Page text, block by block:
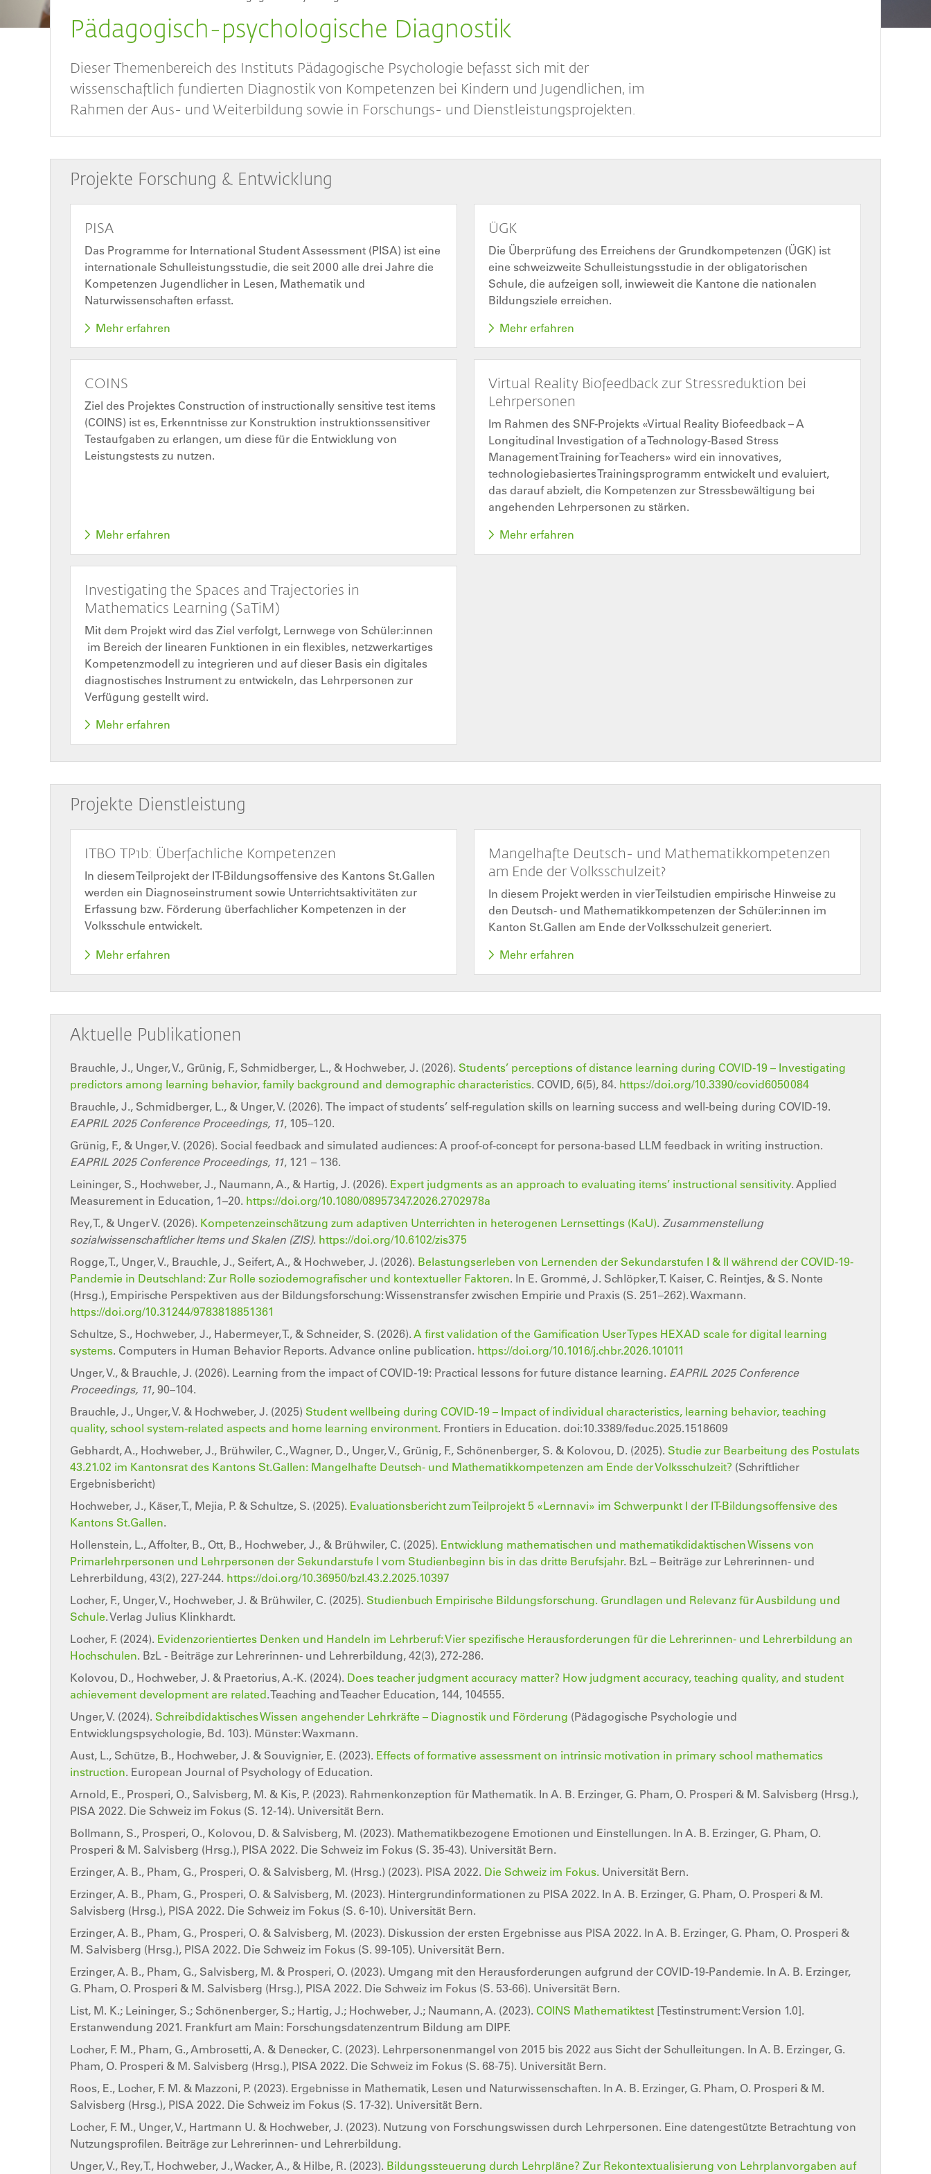
Pädagogisch-psychologische Diagnostik
Dieser Themenbereich des Instituts Pädagogische Psychologie befasst sich mit der
wissenschaftlich fundierten Diagnostik von Kompetenzen bei Kindern und Jugendlichen, im
Rahmen der Aus- und Weiterbildung sowie in Forschungs- und Dienstleistungsprojekten.
Projekte Forschung & Entwicklung
PISA
Das Programme for International Student Assessment (PISA) ist eine
internationale Schulleistungsstudie, die seit 2000 alle drei Jahre die
Kompetenzen Jugendlicher in Lesen, Mathematik und
Naturwissenschaften erfasst.
Mehr erfahren
ÜGK
Die Überprüfung des Erreichens der Grundkompetenzen (ÜGK) ist
eine schweizweite Schulleistungsstudie in der obligatorischen
Schule, die aufzeigen soll, inwieweit die Kantone die nationalen
Bildungsziele erreichen.
Mehr erfahren
COINS
Ziel des Projektes Construction of instructionally sensitive test items
(COINS) ist es, Erkenntnisse zur Konstruktion instruktionssensitiver
Testaufgaben zu erlangen, um diese für die Entwicklung von
Leistungstests zu nutzen.
Mehr erfahren
Virtual Reality Biofeedback zur Stressreduktion bei
Lehrpersonen
Im Rahmen des SNF-Projekts «Virtual Reality Biofeedback – A
Longitudinal Investigation of a Technology-Based Stress
Management Training for Teachers» wird ein innovatives,
technologiebasiertes Trainingsprogramm entwickelt und evaluiert,
das darauf abzielt, die Kompetenzen zur Stressbewältigung bei
angehenden Lehrpersonen zu stärken.
Mehr erfahren
Investigating the Spaces and Trajectories in
Mathematics Learning (SaTiM)
Mit dem Projekt wird das Ziel verfolgt, Lernwege von Schüler:innen
im Bereich der linearen Funktionen in ein flexibles, netzwerkartiges
Kompetenzmodell zu integrieren und auf dieser Basis ein digitales
diagnostisches Instrument zu entwickeln, das Lehrpersonen zur
Verfügung gestellt wird.
Mehr erfahren
Projekte Dienstleistung
ITBO TP1b: Überfachliche Kompetenzen
In diesem Teilprojekt der IT-Bildungsoffensive des Kantons St.Gallen
werden ein Diagnoseinstrument sowie Unterrichtsaktivitäten zur
Erfassung bzw. Förderung überfachlicher Kompetenzen in der
Volksschule entwickelt.
Mehr erfahren
Mangelhafte Deutsch- und Mathematikkompetenzen
am Ende der Volksschulzeit?
In diesem Projekt werden in vier Teilstudien empirische Hinweise zu
den Deutsch- und Mathematikkompetenzen der Schüler:innen im
Kanton St.Gallen am Ende der Volksschulzeit generiert.
Mehr erfahren
Aktuelle Publikationen
Brauchle, J., Unger, V., Grünig, F., Schmidberger, L., & Hochweber, J. (2026). Students’ perceptions of distance learning during COVID-19 – Investigating
predictors among learning behavior, family background and demographic characteristics. COVID, 6(5), 84. https://doi.org/10.3390/covid6050084
Brauchle, J., Schmidberger, L., & Unger, V. (2026). The impact of students’ self-regulation skills on learning success and well-being during COVID-19.
EAPRIL 2025 Conference Proceedings, 11, 105–120.
Grünig, F., & Unger, V. (2026). Social feedback and simulated audiences: A proof-of-concept for persona-based LLM feedback in writing instruction.
EAPRIL 2025 Conference Proceedings, 11, 121 – 136.
Leininger, S., Hochweber, J., Naumann, A., & Hartig, J. (2026). Expert judgments as an approach to evaluating items’ instructional sensitivity. Applied
Measurement in Education, 1–20. https://doi.org/10.1080/08957347.2026.2702978a
Rey, T., & Unger V. (2026). Kompetenzeinschätzung zum adaptiven Unterrichten in heterogenen Lernsettings (KaU). Zusammenstellung
sozialwissenschaftlicher Items und Skalen (ZIS). https://doi.org/10.6102/zis375
Rogge, T., Unger, V., Brauchle, J., Seifert, A., & Hochweber, J. (2026). Belastungserleben von Lernenden der Sekundarstufen I & II während der COVID-19-
Pandemie in Deutschland: Zur Rolle soziodemografischer und kontextueller Faktoren. In E. Grommé, J. Schlöpker, T. Kaiser, C. Reintjes, & S. Nonte
(Hrsg.), Empirische Perspektiven aus der Bildungsforschung: Wissenstransfer zwischen Empirie und Praxis (S. 251–262). Waxmann.
https://doi.org/10.31244/9783818851361
Schultze, S., Hochweber, J., Habermeyer, T., & Schneider, S. (2026). A first validation of the Gamification User Types HEXAD scale for digital learning
systems. Computers in Human Behavior Reports. Advance online publication. https://doi.org/10.1016/j.chbr.2026.101011
Unger, V., & Brauchle, J. (2026). Learning from the impact of COVID-19: Practical lessons for future distance learning. EAPRIL 2025 Conference
Proceedings, 11, 90–104.
Brauchle, J., Unger, V. & Hochweber, J. (2025) Student wellbeing during COVID-19 – Impact of individual characteristics, learning behavior, teaching
quality, school system-related aspects and home learning environment. Frontiers in Education. doi:10.3389/feduc.2025.1518609
Gebhardt, A., Hochweber, J., Brühwiler, C., Wagner, D., Unger, V., Grünig, F., Schönenberger, S. & Kolovou, D. (2025). Studie zur Bearbeitung des Postulats
43.21.02 im Kantonsrat des Kantons St.Gallen: Mangelhafte Deutsch- und Mathematikkompetenzen am Ende der Volksschulzeit? (Schriftlicher
Ergebnisbericht)
Hochweber, J., Käser, T., Mejia, P. & Schultze, S. (2025). Evaluationsbericht zum Teilprojekt 5 «Lernnavi» im Schwerpunkt I der IT-Bildungsoffensive des
Kantons St.Gallen.
Hollenstein, L., Affolter, B., Ott, B., Hochweber, J., & Brühwiler, C. (2025). Entwicklung mathematischen und mathematikdidaktischen Wissens von
Primarlehrpersonen und Lehrpersonen der Sekundarstufe I vom Studienbeginn bis in das dritte Berufsjahr. BzL – Beiträge zur Lehrerinnen- und
Lehrerbildung, 43(2), 227-244. https://doi.org/10.36950/bzl.43.2.2025.10397
Locher, F., Unger, V., Hochweber, J. & Brühwiler, C. (2025). Studienbuch Empirische Bildungsforschung. Grundlagen und Relevanz für Ausbildung und
Schule. Verlag Julius Klinkhardt.
Locher, F. (2024). Evidenzorientiertes Denken und Handeln im Lehrberuf: Vier spezifische Herausforderungen für die Lehrerinnen- und Lehrerbildung an
Hochschulen. BzL - Beiträge zur Lehrerinnen- und Lehrerbildung, 42(3), 272-286.
Kolovou, D., Hochweber, J. & Praetorius, A.-K. (2024). Does teacher judgment accuracy matter? How judgment accuracy, teaching quality, and student
achievement development are related. Teaching and Teacher Education, 144, 104555.
Unger, V. (2024). Schreibdidaktisches Wissen angehender Lehrkräfte – Diagnostik und Förderung (Pädagogische Psychologie und
Entwicklungspsychologie, Bd. 103). Münster: Waxmann.
Aust, L., Schütze, B., Hochweber, J. & Souvignier, E. (2023). Effects of formative assessment on intrinsic motivation in primary school mathematics
instruction. European Journal of Psychology of Education.
Arnold, E., Prosperi, O., Salvisberg, M. & Kis, P. (2023). Rahmenkonzeption für Mathematik. In A. B. Erzinger, G. Pham, O. Prosperi & M. Salvisberg (Hrsg.),
PISA 2022. Die Schweiz im Fokus (S. 12-14). Universität Bern.
Bollmann, S., Prosperi, O., Kolovou, D. & Salvisberg, M. (2023). Mathematikbezogene Emotionen und Einstellungen. In A. B. Erzinger, G. Pham, O.
Prosperi & M. Salvisberg (Hrsg.), PISA 2022. Die Schweiz im Fokus (S. 35-43). Universität Bern.
Erzinger, A. B., Pham, G., Prosperi, O. & Salvisberg, M. (Hrsg.) (2023). PISA 2022. Die Schweiz im Fokus. Universität Bern.
Erzinger, A. B., Pham, G., Prosperi, O. & Salvisberg, M. (2023). Hintergrundinformationen zu PISA 2022. In A. B. Erzinger, G. Pham, O. Prosperi & M.
Salvisberg (Hrsg.), PISA 2022. Die Schweiz im Fokus (S. 6-10). Universität Bern.
Erzinger, A. B., Pham, G., Prosperi, O. & Salvisberg, M. (2023). Diskussion der ersten Ergebnisse aus PISA 2022. In A. B. Erzinger, G. Pham, O. Prosperi &
M. Salvisberg (Hrsg.), PISA 2022. Die Schweiz im Fokus (S. 99-105). Universität Bern.
Erzinger, A. B., Pham, G., Salvisberg, M. & Prosperi, O. (2023). Umgang mit den Herausforderungen aufgrund der COVID-19-Pandemie. In A. B. Erzinger,
G. Pham, O. Prosperi & M. Salvisberg (Hrsg.), PISA 2022. Die Schweiz im Fokus (S. 53-66). Universität Bern.
List, M. K.; Leininger, S.; Schönenberger, S.; Hartig, J.; Hochweber, J.; Naumann, A. (2023). COINS Mathematiktest [Testinstrument: Version 1.0].
Erstanwendung 2021. Frankfurt am Main: Forschungsdatenzentrum Bildung am DIPF.
Locher, F. M., Pham, G., Ambrosetti, A. & Denecker, C. (2023). Lehrpersonenmangel von 2015 bis 2022 aus Sicht der Schulleitungen. In A. B. Erzinger, G.
Pham, O. Prosperi & M. Salvisberg (Hrsg.), PISA 2022. Die Schweiz im Fokus (S. 68-75). Universität Bern.
Roos, E., Locher, F. M. & Mazzoni, P. (2023). Ergebnisse in Mathematik, Lesen und Naturwissenschaften. In A. B. Erzinger, G. Pham, O. Prosperi & M.
Salvisberg (Hrsg.), PISA 2022. Die Schweiz im Fokus (S. 17-32). Universität Bern.
Locher, F. M., Unger, V., Hartmann U. & Hochweber, J. (2023). Nutzung von Forschungswissen durch Lehrpersonen. Eine datengestützte Betrachtung von
Nutzungsprofilen. Beiträge zur Lehrerinnen- und Lehrerbildung.
Unger, V., Rey, T., Hochweber, J., Wacker, A., & Hilbe, R. (2023). Bildungssteuerung durch Lehrpläne? Zur Rekontextualisierung von Lehrplanvorgaben auf